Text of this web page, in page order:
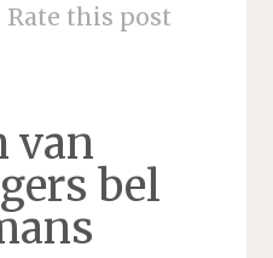
Rate this post
van
bel